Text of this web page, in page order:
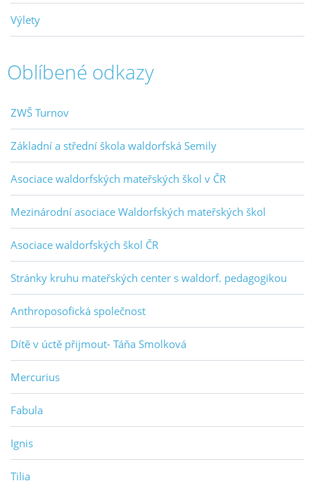
Výlety
Oblíbené odkazy
ZWŠ Turnov
Základní a střední škola waldorfská Semily
Asociace waldorfských mateřských škol v ČR
Mezinárodní asociace Waldorfských mateřských škol
Asociace waldorfských škol ČR
Stránky kruhu mateřských center s waldorf. pedagogikou
Anthroposofická společnost
Dítě v úctě přijmout- Táňa Smolková
Mercurius
Fabula
Ignis
Tilia